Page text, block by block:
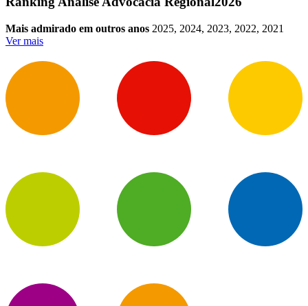
Mais admirado em outros anos 2025, 2024, 2023, 2022, 2021
Ver mais